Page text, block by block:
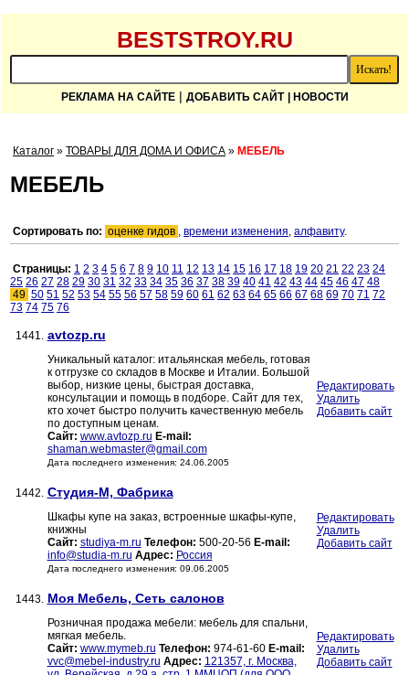
BESTSTROY.RU
РЕКЛАМА НА САЙТЕ| ДОБАВИТЬ САЙТ | НОВОСТИ
Каталог » ТОВАРЫ ДЛЯ ДОМА И ОФИСА » МЕБЕЛЬ
МЕБЕЛЬ
Сортировать по: оценке гидов , времени изменения, алфавиту.
Страницы: 1 2 3 4 5 6 7 8 9 10 11 12 13 14 15 16 17 18 19 20 21 22 23 24
25 26 27 28 29 30 31 32 33 34 35 36 37 38 39 40 41 42 43 44 45 46 47 48
49 50 51 52 53 54 55 56 57 58 59 60 61 62 63 64 65 66 67 68 69 70 71 72
73 74 75 76
1441. avtozp.ru
Уникальный каталог: итальянская мебель, готовая
к отгрузке со складов в Москве и Италии. Большой
выбор, низкие цены, быстрая доставка,
консультации и помощь в подборе. Сайт для тех,
кто хочет быстро получить качественную мебель
по доступным ценам.
Сайт: www.avtozp.ru E-mail:
shaman.webmaster@gmail.com
Дата последнего изменения: 24.06.2005
Редактировать
Удалить
Добавить сайт
1442. Студия-М, Фабрика
Шкафы купе на заказ, встроенные шкафы-купе,
книжны
Сайт: studiya-m.ru Телефон: 500-20-56 E-mail:
info@studia-m.ru Адрес: Россия
Дата последнего изменения: 09.06.2005
Редактировать
Удалить
Добавить сайт
1443. Моя Мебель, Сеть салонов
Розничная продажа мебели: мебель для спальни,
мягкая мебель.
Сайт: www.mymeb.ru Телефон: 974-61-60 E-mail:
vvc@mebel-industry.ru Адрес: 121357, г. Москва,
Редактировать
Удалить
Добавить сайт